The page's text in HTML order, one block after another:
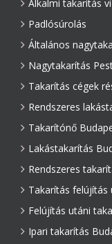
Alkalmi takarítás
Padlósúrolás
Általános
Nagytakarítás
Takarítás cégek
Rendszeres
Takarítónő
Lakástakarítás
Rendszeres
Takarítás felújítás
Felújítás utáni
Ipari takarítás